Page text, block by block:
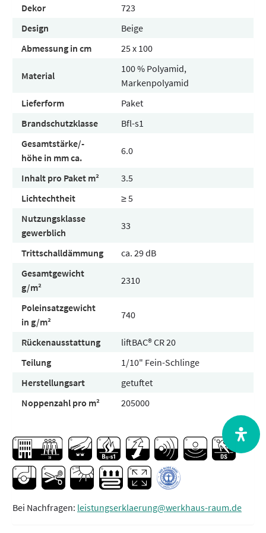
Dekor
723
Design
Beige
Abmessung in cm
25 x 100
Material
100 % Polyamid,
Markenpolyamid
Lieferform
Paket
Brandschutzklasse
Bfl-s1
Gesamtstärke/-
höhe in mm ca.
6.0
Inhalt pro Paket m²
3.5
Lichtechtheit
≥ 5
Nutzungsklasse
gewerblich
33
Trittschalldämmung
ca. 29 dB
Gesamtgewicht
g/m²
2310
Poleinsatzgewicht
in g/m²
740
Rückenausstattung
liftBAC® CR 20
Teilung
1/10" Fein-Schlinge
Herstellungsart
getuftet
Noppenzahl pro m²
205000
Bei Nachfragen: leistungserklaerung@werkhaus-raum.de